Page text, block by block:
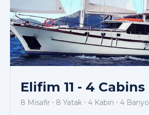
Elifim 11 - 4 Cabins
8 Misafir 8 Yatak 4 Kabin 4 Banyo